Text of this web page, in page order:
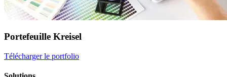
Portefeuille Kreisel
Télécharger le portfolio